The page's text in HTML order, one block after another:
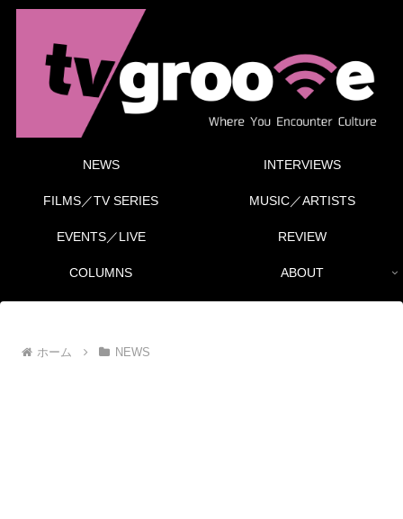
NEWS INTERVIEWS
FILMS／TV SERIES MUSIC／ARTISTS
EVENTS／LIVE REVIEW
COLUMNS ABOUT
ホーム NEWS